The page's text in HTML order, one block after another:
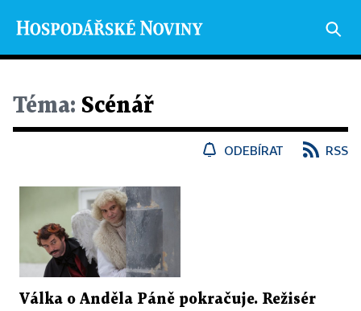
Téma: Scénář
ODEBÍRAT RSS
Válka o Anděla Páně pokračuje. Režisér